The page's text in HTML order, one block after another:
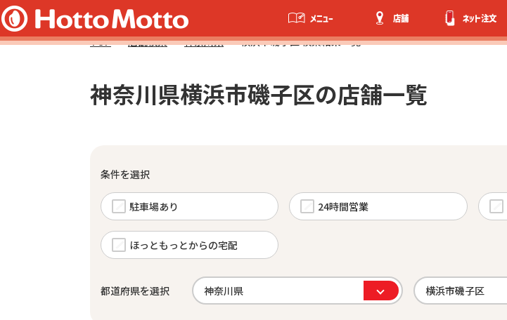
メニュー 店舗 ネット注文
TOP 店舗検索 神奈川県 横浜市磯子区 検索結果一覧
神奈川県横浜市磯子区の店舗一覧
条件を選択
駐車場あり 24時間営業
ほっともっとからの宅配
都道府県を選択